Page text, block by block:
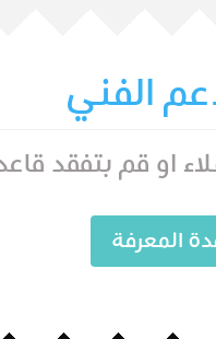
الفني
او قم بتفقد
المعرفة